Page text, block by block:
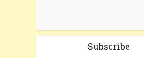
Subscribe